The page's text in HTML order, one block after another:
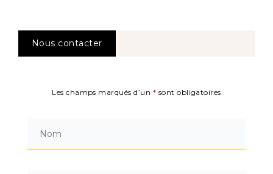
Nous contacter
Les champs marqués d’un * sont obligatoires